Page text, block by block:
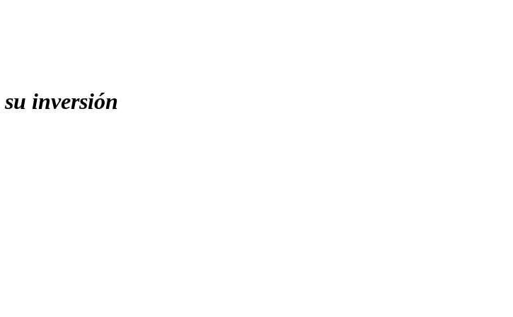
su inversión